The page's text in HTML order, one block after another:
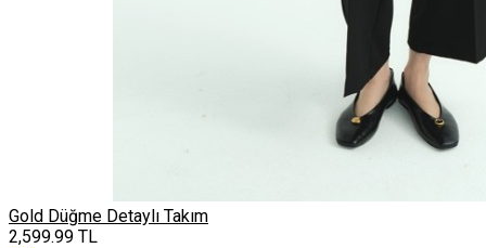
Gold Düğme Detaylı Takım
2,599.99 TL